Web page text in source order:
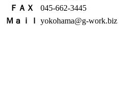
ＦＡＸ
045-662-3445
Ｍａｉｌ yokohama@g-work.biz